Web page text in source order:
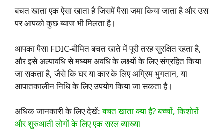
बचत खाता एक ऐसा खाता है जिसमें पैसा जमा किया जाता है और उस
पर आपको कुछ ब्याज भी मिलता है।
आपका पैसा FDIC-बीमित बचत खाते में पूरी तरह सुरक्षित रहता है,
और इसे अल्पावधि से मध्यम अवधि के लक्ष्यों के लिए संग्रहित किया
जा सकता है, जैसे कि घर या कार के लिए अग्रिम भुगतान, या
आपातकालीन निधि के लिए उपयोग किया जा सकता है।
अधिक जानकारी के लिए देखें:बचत खाता क्या है? बच्चों, किशोरों
और शुरुआती लोगों के लिए एक सरल व्याख्या